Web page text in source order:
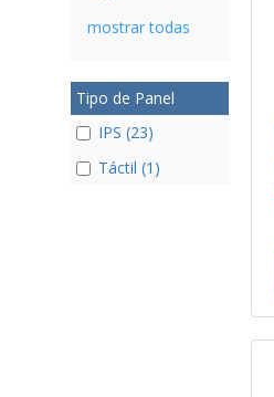
mostrar todas
Tipo de Panel
IPS (23)
Táctil (1)